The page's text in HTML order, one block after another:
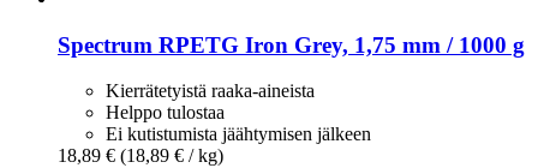
Spectrum RPETG Iron Grey, 1,75 mm / 1000 g
Kierrätetyistä raaka-aineista
Helppo tulostaa
Ei kutistumista jäähtymisen jälkeen
18,89 € (18,89 € / kg)